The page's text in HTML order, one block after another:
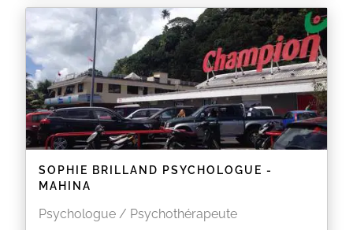
Paofaiavec:
- BRILLAND Sophie, Psychologue Clinicienne
Secretariat : (+689) 87 34 30 17 ou
secretariat.psychologue@gmail.com
Pour prendre rendez-vous au cabinet deMahina,
veuillez cliquer sur le lien ci-dessous:
https://www.rdv360.com/sophie-brilland
EN SAVOIR PLUS
SOPHIE BRILLAND PSYCHOLOGUE -
MAHINA
Psychologue / Psychothérapeute